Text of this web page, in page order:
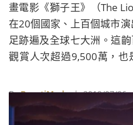
畫電影《獅子王》（The
在20個國家、上百個城市
足跡遍及全球七大洲。這
觀賞人次超過9,500萬，
此紀錄的表演。
ByBeautiMode| 2019/07/06